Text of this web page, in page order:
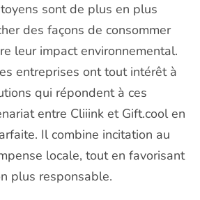
sont de plus en plus
des façons de consommer
leur impact environnemental.
entreprises ont tout intérêt à
qui répondent à ces
entre Cliiink et Gift.cool en
Il combine incitation au
locale, tout en favorisant
plus responsable.